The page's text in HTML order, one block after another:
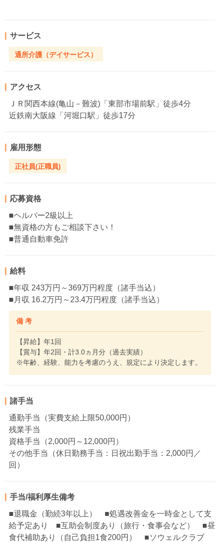
サービス
通所介護（デイサービス）
アクセス
ＪＲ関西本線(亀山－難波)「東部市場前駅」徒歩4分
近鉄南大阪線「河堀口駅」徒歩17分
雇用形態
正社員(正職員)
応募資格
■ヘルパー2級以上
■無資格の方もご相談下さい！
■普通自動車免許
給料
■年収 243万円～369万円程度（諸手当込）
■月収 16.2万円～23.4万円程度（諸手当込）
備 考
【昇給】年1回
【賞与】年2回・計3.0ヵ月分（過去実績）
※年齢、経験、能力を考慮のうえ、規定により決定します。
諸手当
通勤手当（実費支給上限50,000円）
残業手当
資格手当（2,000円～12,000円）
その他手当（休日勤務手当：日祝出勤手当：2,000円／
回）
手当/福利厚生備考
■退職金（勤続3年以上） ■処遇改善金を一時金として支
給予定あり ■互助会制度あり（旅行・食事会など） ■昼
食代補助あり（自己負担1食200円） ■ソウェルクラブ